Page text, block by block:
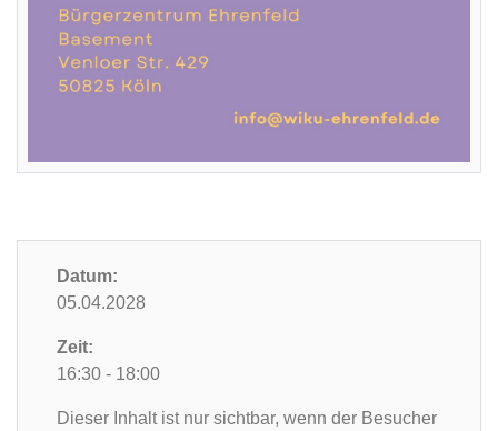
Datum:
05.04.2028
Zeit:
16:30 - 18:00
Dieser Inhalt ist nur sichtbar, wenn der Besucher